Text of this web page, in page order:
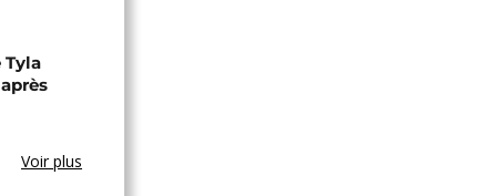
Tyla
Voir plus